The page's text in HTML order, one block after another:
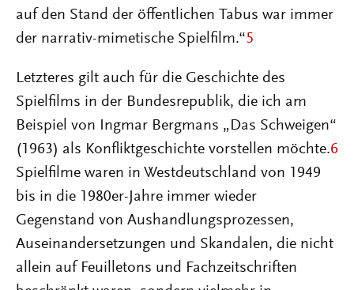
auf den Stand der öffentlichen Tabus war immer
der narrativ-mimetische Spielfilm.“5
Letzteres gilt auch für die Geschichte des
Spielfilms in der Bundesrepublik, die ich am
Beispiel von Ingmar Bergmans „Das Schweigen“
(1963) als Konfliktgeschichte vorstellen möchte.6
Spielfilme waren in Westdeutschland von 1949
bis in die 1980er-Jahre immer wieder
Gegenstand von Aushandlungsprozessen,
Auseinandersetzungen und Skandalen, die nicht
allein auf Feuilletons und Fachzeitschriften